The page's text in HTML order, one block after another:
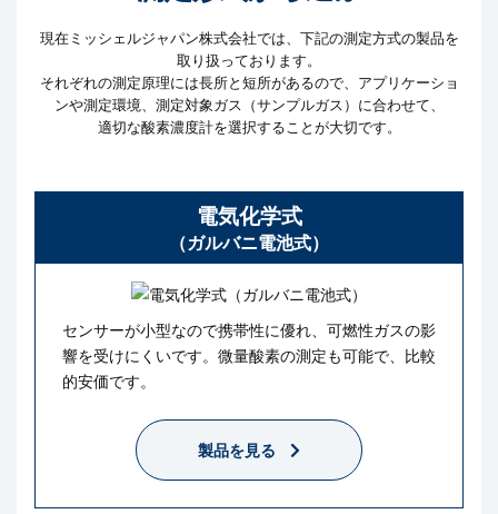
現在ミッシェルジャパン株式会社では、下記の測定方式の製品を
取り扱っております。
それぞれの測定原理には長所と短所があるので、アプリケーショ
ンや測定環境、測定対象ガス（サンプルガス）に合わせて、
適切な酸素濃度計を選択することが大切です。
電気化学式
（ガルバニ電池式）
センサーが小型なので携帯性に優れ、可燃性ガスの影
響を受けにくいです。微量酸素の測定も可能で、比較
的安価です。
製品を見る